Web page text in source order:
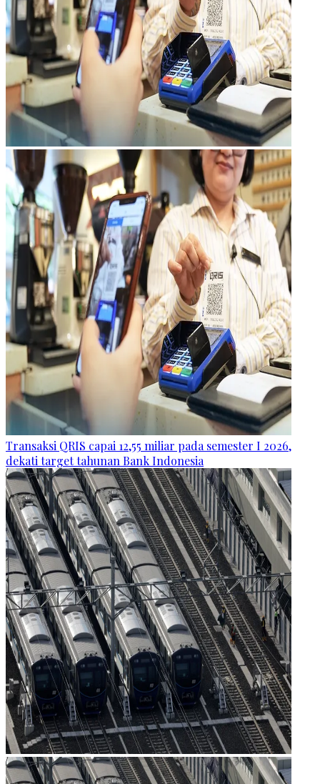
Transaksi QRIS capai 12,55 miliar pada semester I 2026,
dekati target tahunan Bank Indonesia